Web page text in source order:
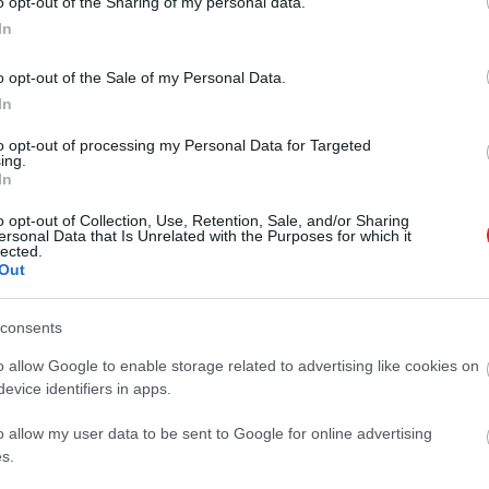
opt-out of the Sale of my Personal Data.
opt-out of processing my Personal Data for Targeted
opt-out of Collection, Use, Retention, Sale, and/or Sharing
Data that Is Unrelated with the Purposes for which it
allow Google to enable storage related to advertising like cookies on
identifiers in apps.
allow my user data to be sent to Google for online advertising
tartozik, amely különleges
alatt megváltoztatni színét és
bármilyen résen átfér,
gondolkodik – nehéz
TÓTH EMMA